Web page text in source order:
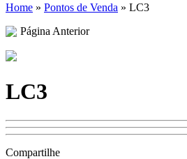
Home » Pontos de Venda » LC3
Página Anterior
LC3
Compartilhe